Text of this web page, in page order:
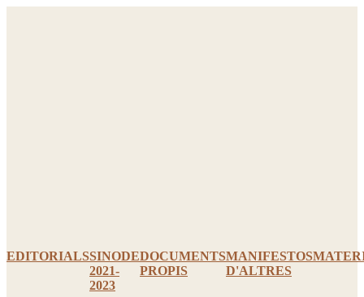
EDITORIALSSINODE
2021-
2023
DOCUMENTS
PROPIS
MANIFESTOS
D'ALTRES